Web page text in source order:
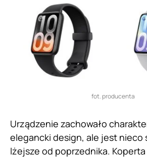
fot. producenta
Urządzenie zachowało
elegancki design, ale jest nieco
lżejsze od poprzednika.